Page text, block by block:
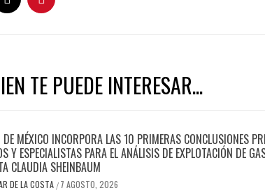
TE PUEDE INTERESAR...
DE MÉXICO INCORPORA LAS 10 PRIMERAS CONCLUSIONES
Y ESPECIALISTAS PARA EL ANÁLISIS DE EXPLOTACIÓN DE
CLAUDIA SHEINBAUM
DE LA COSTA / 7 AGOSTO, 2026